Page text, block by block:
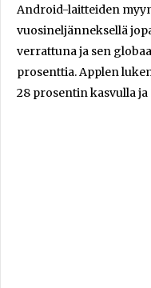
Android-laitteiden
vuosineljänneksellä
verrattuna ja sen
prosenttia. Applen
28 prosentin kasvulla